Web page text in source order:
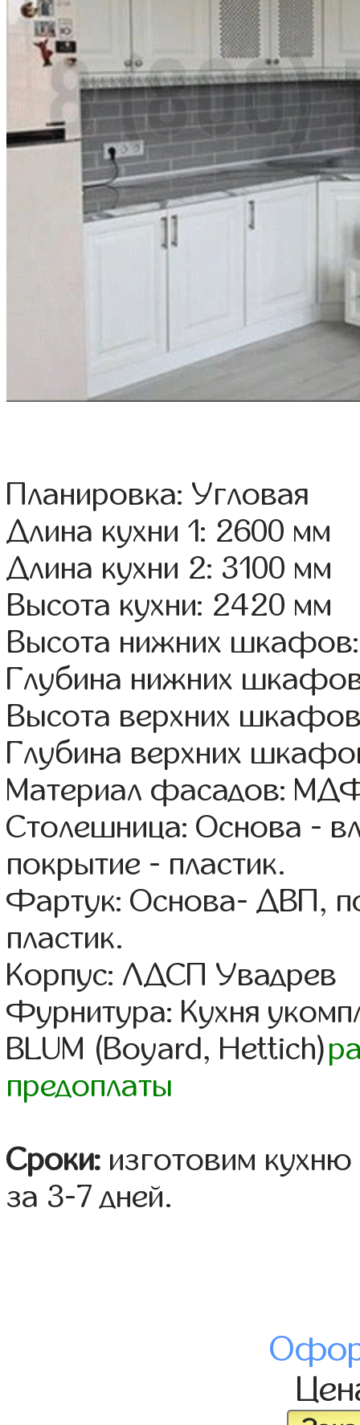
Планировка: Угловая
Длина кухни 1: 2600 мм
Длина кухни 2: 3100 мм
Высота кухни: 2420 мм
Высота нижних
Глубина нижних
Высота верхних
Глубина верхних
Материал фасадов:
Столешница: Основа -
покрытие - пластик.
Фартук: Основа- ДВП,
пластик.
Корпус: ЛДСП Увадрев
Фурнитура: Кухня
BLUM (Boyard, Hettich)
предоплаты
Сроки: изготовим
за 3-7 дней.